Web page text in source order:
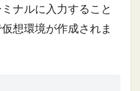
ナルに入力すること
想環境が作成されま